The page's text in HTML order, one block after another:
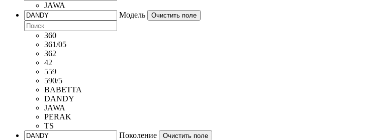
JAWA
Модель
Очистить поле
360
361/05
362
42
559
590/5
BABETTA
DANDY
JAWA
PERAK
TS
Поколение
Очистить поле